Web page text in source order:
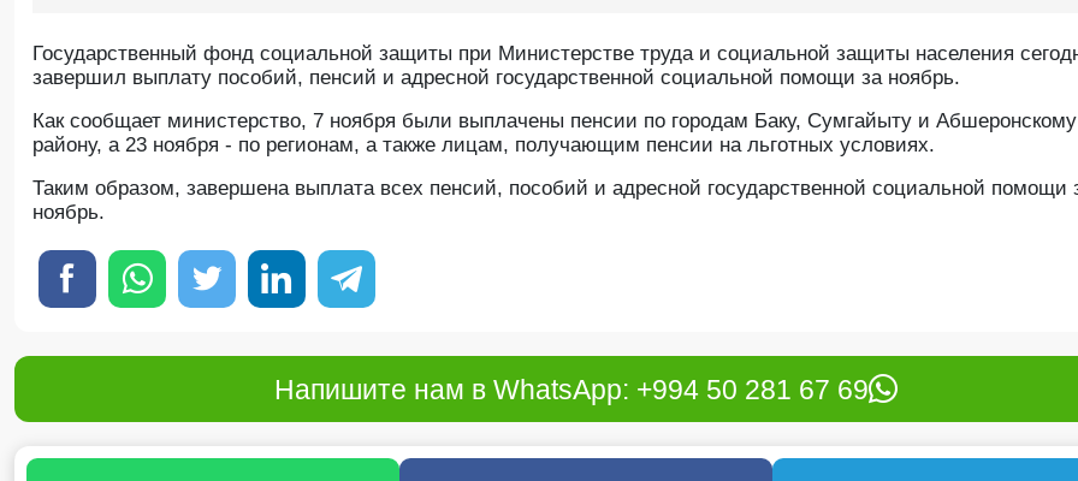
Государственный фонд социальной защиты при Министерстве труда и социальной защиты населения
завершил выплату пособий, пенсий и адресной государственной социальной помощи за ноябрь.
Как сообщает министерство, 7 ноября были выплачены пенсии по городам Баку, Сумгайыту и Абшеронскому
району, а 23 ноября - по регионам, а также лицам, получающим пенсии на льготных условиях.
Таким образом, завершена выплата всех пенсий, пособий и адресной государственной социальной помощи
ноябрь.
Напишите нам в WhatsApp: +994 50 281 67 69